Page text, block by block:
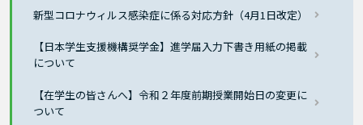
新型コロナウィルス感染症に係る対応方針（4月1日改定）
【日本学生支援機構奨学金】進学届入力下書き用紙の掲載
について
【在学生の皆さんへ】令和２年度前期授業開始日の変更に
ついて